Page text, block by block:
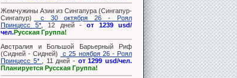
Жемчужины Азии из Сингапура (Сингапур-
Сингапур)
с 30 октября 26 - Роял
Принцесс 5* , 12 дней -от 1239 usd/
чел.Русская Группа!
Австралия и Большой Барьерный Риф
(Сидней - Сидней)
с 25 ноября 26 - Роял
Принцесс 5*
, 11 дней - от 1299 usd/чел.
Планируется Русская Группа!